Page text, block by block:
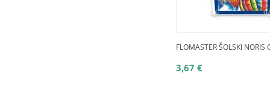
FLOMASTER ŠOLSKI NORIS
3,67 €